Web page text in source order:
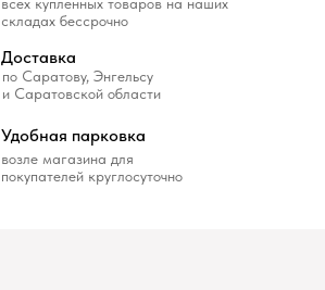
возле магазина для
покупателей круглосуточно
Удобная парковка
складах бессрочно
по Саратову, Энгельсу
и Саратовской области
Доставка